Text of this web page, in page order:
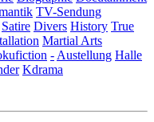
TV-Sendung
Satire Divers History True
Martial Arts
-Austellung Halle
Kdrama